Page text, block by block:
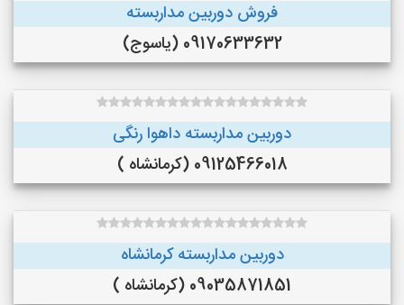
فروش دوربین مداربسته
09170633632 (یاسوج)
دوربین مداربسته داهوا رنگی
09125466018 (کرمانشاه )
دوربین مداربسته کرمانشاه
09035871851 (کرمانشاه )